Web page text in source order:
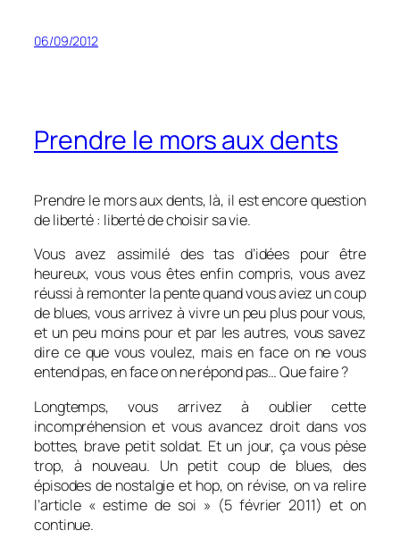
06/09/2012
Prendre le mors aux dents
Prendre le mors aux dents, là, il est encore question
de liberté : liberté de choisir sa vie.
Vous avez assimilé des tas d’idées pour être
heureux, vous vous êtes enfin compris, vous avez
réussi à remonter la pente quand vous aviez un coup
de blues, vous arrivez à vivre un peu plus pour vous,
et un peu moins pour et par les autres, vous savez
dire ce que vous voulez, mais en face on ne vous
entend pas, en face on ne répond pas… Que faire ?
Longtemps, vous arrivez à oublier cette
incompréhension et vous avancez droit dans vos
bottes, brave petit soldat. Et un jour, ça vous pèse
trop, à nouveau. Un petit coup de blues, des
épisodes de nostalgie et hop, on révise, on va relire
l’article « estime de soi » (5 février 2011) et on
continue.